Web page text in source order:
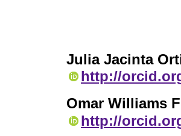
Julia Jacinta
http://
Omar Williams
http://